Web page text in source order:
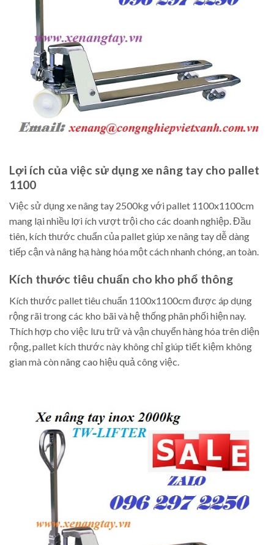
Lợi ích của việc sử dụng xe nâng tay cho pallet
1100
Việc sử dụng xe nâng tay 2500kg với pallet 1100x1100cm
mang lại nhiều lợi ích vượt trội cho các doanh nghiệp. Đầu
tiên, kích thước chuẩn của pallet giúp xe nâng tay dễ dàng
tiếp cận và nâng hạ hàng hóa một cách nhanh chóng, an toàn.
Kích thước tiêu chuẩn cho kho phổ thông
Kích thước pallet tiêu chuẩn 1100x1100cm được áp dụng
rộng rãi trong các kho bãi và hệ thống phân phối hiện nay.
Thích hợp cho việc lưu trữ và vận chuyển hàng hóa trên diện
rộng, pallet kích thước này không chỉ giúp tiết kiệm không
gian mà còn nâng cao hiệu quả công việc.